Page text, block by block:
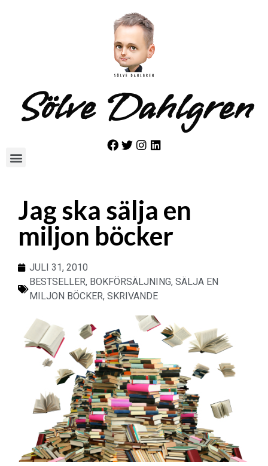
Sölve Dahlgren
Jag ska sälja en
miljon böcker
JULI 31, 2010
BESTSELLER, BOKFÖRSÄLJNING, SÄLJA EN
MILJON BÖCKER, SKRIVANDE